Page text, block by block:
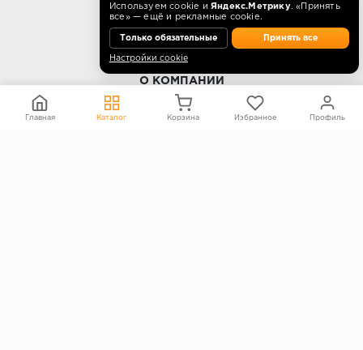
10:00 - 18:00 пн-пт.
О КОМПАНИИ
Контакты
Используем cookie и Яндекс.Метрику. «Принять
все» — ещё и рекламные cookie.
Только обязательные Принять все
Настройки cookie
Главная Каталог Корзина Избранное Профиль